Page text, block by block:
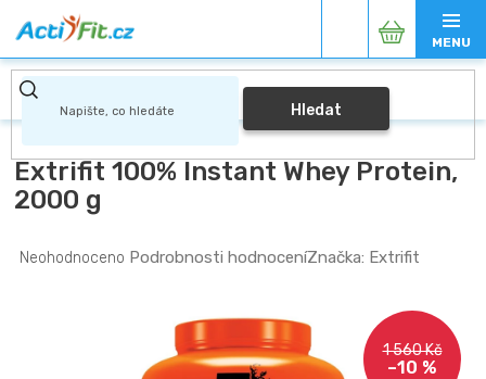
na
obsah
Hledat
Nákupní
košík
Extrifit 100% Instant Whey Protein,
2000 g
Průměrné
Neohodnoceno Podrobnosti hodnoceníZnačka: Extrifit
1 560 Kč
–10 %